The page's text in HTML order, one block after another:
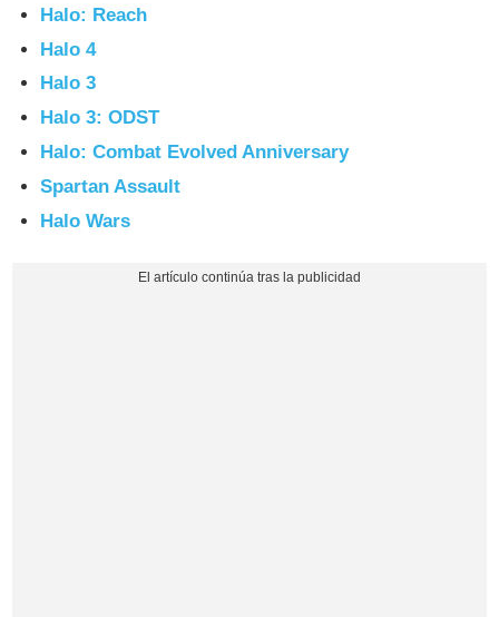
Halo: Reach
Halo 4
Halo 3
Halo 3: ODST
Halo: Combat Evolved Anniversary
Spartan Assault
Halo Wars